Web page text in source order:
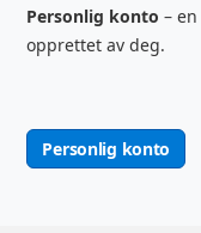
Personlig konto –
opprettet av deg.
Personlig konto